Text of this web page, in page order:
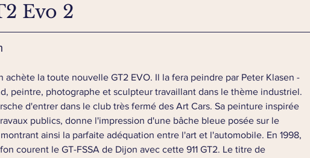
Evo 2
achète la toute nouvelle GT2 EVO. Il la fera peindre par Peter Klasen -
peintre, photographe et sculpteur travaillant dans le thème industriel.
d'entrer dans le club très fermé des Art Cars. Sa peinture inspirée
publics, donne l'impression d'une bâche bleue posée sur le
ainsi la parfaite adéquation entre l'art et l'automobile. En 1998,
courent le GT-FSSA de Dijon avec cette 911 GT2. Le titre de